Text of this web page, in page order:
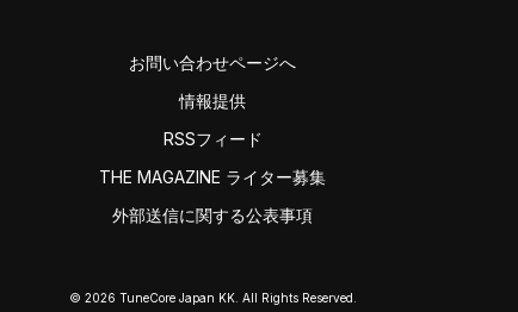
お問い合わせページへ
情報提供
RSSフィード
THE MAGAZINE ライター募集
外部送信に関する公表事項
© 2026 TuneCore Japan KK. All Rights Reserved.